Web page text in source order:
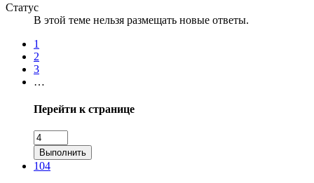
Статус
В этой теме нельзя размещать новые ответы.
1
2
3
…
Перейти к странице
Выполнить
104